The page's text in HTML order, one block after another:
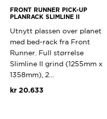
FRONT RUNNER PICK-UP
PLANRACK SLIMLINE II
Utnytt plassen over planet
med bed-rack fra Front
Runner. Full størrelse
Slimline II grind (1255mm x
1358mm), 2…
kr20.633